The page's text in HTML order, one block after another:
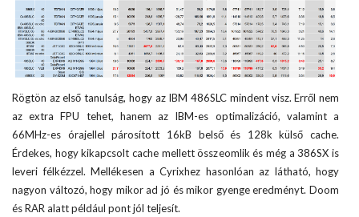
Rögtön az első tanulság, hogy az IBM 486SLC mindent visz. Erről nem
az extra FPU tehet, hanem az IBM-es optimalizáció, valamint a
66MHz-es órajellel párosított 16kB belső és 128k külső cache.
Érdekes, hogy kikapcsolt cache mellett összeomlik és még a 386SX is
leveri félkézzel. Mellékesen a Cyrixhez hasonlóan az látható, hogy
nagyon változó, hogy mikor ad jó és mikor gyenge eredményt. Doom
és RAR alatt például pont jól teljesít.